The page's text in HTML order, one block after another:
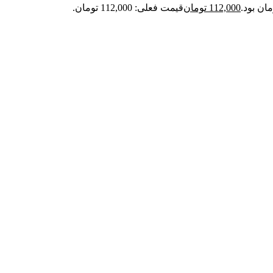
112,000 تومانقیمت فعلی: 112,000 تومان.